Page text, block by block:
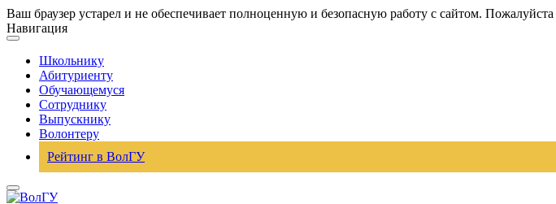
Ваш браузер устарел и не обеспечивает полноценную и безопасную работу с сайтом. Пожалуйста
Навигация
Школьнику
Абитуриенту
Обучающемуся
Сотруднику
Выпускнику
Волонтеру
Рейтинг в ВолГУ